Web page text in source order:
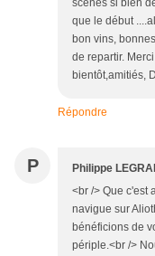
scènes si bien
que le début
bon vins,
de repartir.
bientôt,amitiés,
Répondre
P Philippe
<br /> Que c'est
navigue sur
bénéficions de
périple.<br />